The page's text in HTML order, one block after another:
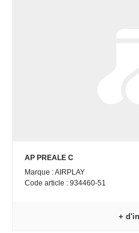
AP PREALE C
Marque : AIRPLAY
Code article : 934460-51
+